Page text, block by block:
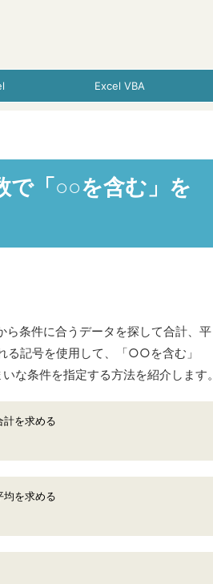
Excel VBA
で「○○を含む」を
ら条件に合うデータを探して合計、平
る記号を使用して、「○○を含む」
条件を指定する方法を紹介します。
計を求める
均を求める